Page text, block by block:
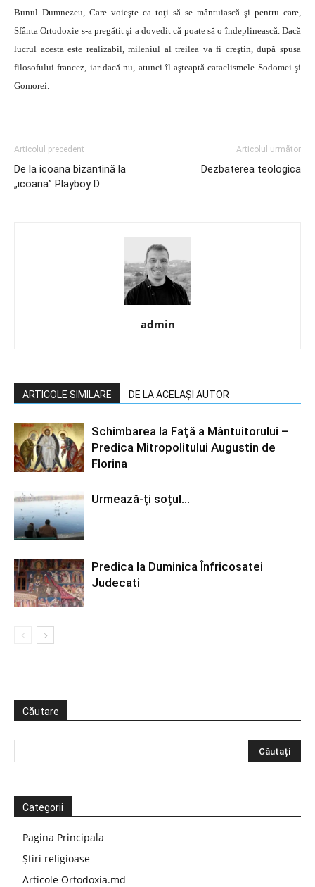
Bunul Dumnezeu, Care voieşte ca toţi să se mântuiască şi pentru care,
Sfânta Ortodoxie s-a pregătit şi a dovedit că poate să o îndeplinească. Dacă
lucrul acesta este realizabil, mileniul al treilea va fi creştin, după spusa
filosofului francez, iar dacă nu, atunci îl aşteaptă cataclismele Sodomei şi
Gomorei.
Articolul precedent
De la icoana bizantină la
„icoana” Playboy D
Articolul următor
Dezbaterea teologica
admin
ARTICOLE SIMILARE DE LA ACELAȘI AUTOR
Schimbarea la Faţă a Mântuitorului –
Predica Mitropolitului Augustin de
Florina
Urmează-ți soțul…
Predica la Duminica Înfricosatei
Judecati
Căutare
Categorii
Pagina Principala
Știri religioase
Articole Ortodoxia.md